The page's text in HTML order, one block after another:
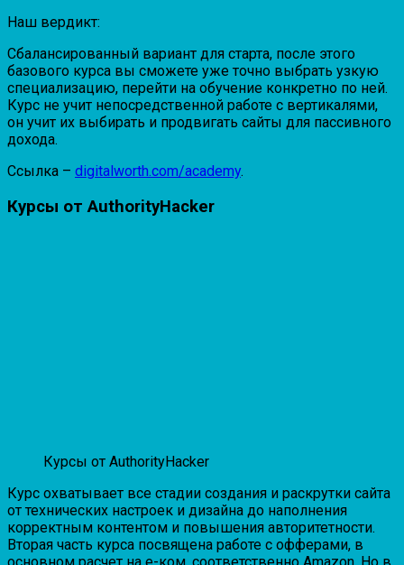
Наш вердикт:
Сбалансированный вариант для старта, после этого
базового курса вы сможете уже точно выбрать узкую
специализацию, перейти на обучение конкретно по ней.
Курс не учит непосредственной работе с вертикалями,
он учит их выбирать и продвигать сайты для пассивного
дохода.
Ссылка – digitalworth.com/academy.
Курсы от AuthorityHacker
Курсы от AuthorityHacker
Курс охватывает все стадии создания и раскрутки сайта
от технических настроек и дизайна до наполнения
корректным контентом и повышения авторитетности.
Вторая часть курса посвящена работе с офферами, в